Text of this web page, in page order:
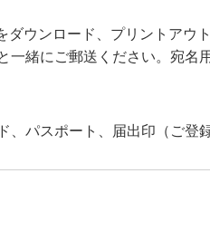
ダウンロード、プリントアウ
一緒にご郵送ください。宛名
、パスポート、届出印（ご登